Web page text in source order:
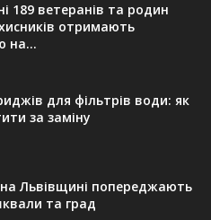
189 ветеранів та родин
отримають
на...
для фільтрів води: як
за заміну
Львівщині попереджають
та град